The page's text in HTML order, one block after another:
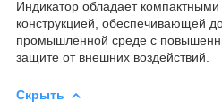
Индикатор обладает
конструкцией, обеспечивающей
промышленной среде с
защите от внешних воздействий.
Скрыть